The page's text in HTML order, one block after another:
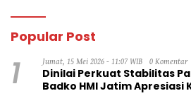
Popular Post
1 Jumat, 15 Mei 2026 - 11:07 WIB 0 Komentar
Dinilai Perkuat Stabilitas
Badko HMI Jatim Apresiasi